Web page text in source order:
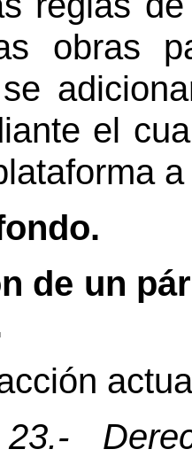
obras
el
de un
23.-